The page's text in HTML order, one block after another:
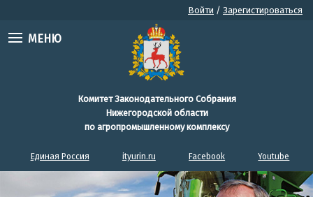
Войти / Зарегистироваться
МЕНЮ
Комитет Законодательного Собрания
Нижегородской области
по агропромышленному комплексу
Единая Россия ityurin.ru Facebook Youtube